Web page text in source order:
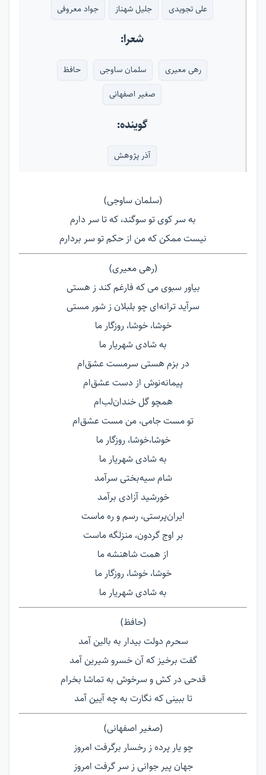
علی تجویدی جلیل شهناز جواد معروفی
شعرا:
رهی معیری سلمان ساوجی
حافظ
صغیر اصفهانی
گوینده:
آذر پژوهش
(سلمان ساوجی)
به سر کوی تو سوگند، که تا سر دارم
نیست ممکن که من از حکم تو سر بردارم
(رهی معیری)
بیاور سبوی می که فارغم کند ز هستی
سرآید ترانه‌ای چو بلبلان ز شور مستی
خوشا، خوشا، روزگار ما
به شادی شهریار ما
در بزم هستی سرمست عشق‌ام
پیمانه‌نوش از دست عشق‌ام
همچو گل خندان‌لب‌ام
تو مست جامی، من مست عشق‌ام
خوشا،خوشا، روزگار ما
به شادی شهریار ما
شام سیه‌بختی سرآمد
خورشید آزادی برآمد
ایران‌پرستی، رسم و ره ماست
بر اوج گردون، منزلگه ماست
از همت شاهنشه ما
خوشا، خوشا، روزگار ما
به شادی شهریار ما
(حافظ)
سحرم دولت بیدار به بالین آمد
گفت برخیز که آن خسرو شیرین آمد
قدحی در کش و سرخوش به تماشا بخرام
تا ببینی که نگارت به چه آیین آمد
(صغیر اصفهانی)
چو یار پرده ز رخسار برگرفت امروز
جهان پیر جوانی ز سر گرفت امروز